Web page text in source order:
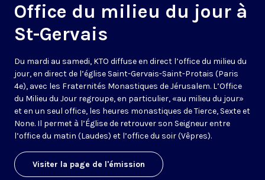
Office du milieu du jour à
St-Gervais
Du mardi au samedi, KTO diffuse en direct l’office du milieu du
jour, en direct de l’église Saint-Gervais-Saint-Protais (Paris
4e), avec les Fraternités Monastiques de Jérusalem. L’Office
du Milieu du Jour regroupe, en particulier, «au milieu du jour»
et en un seul office, les heures monastiques de Tierce, Sexte et
None. Il permet à l’Église de retrouver son Seigneur entre
l’office du matin (Laudes) et l’office du soir (Vêpres).
Visiter la page de l'émission